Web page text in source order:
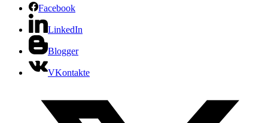
Facebook
LinkedIn
Blogger
VKontakte